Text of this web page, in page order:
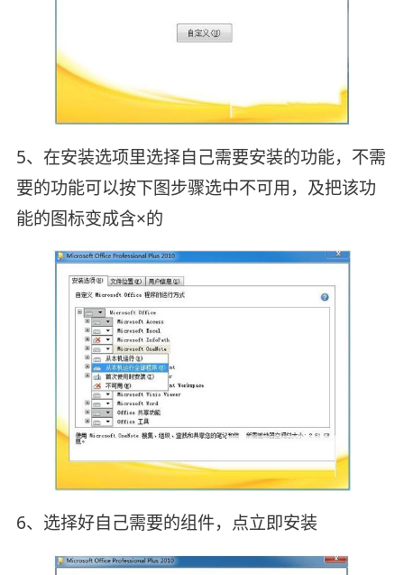
5、在安装选项里选择自己需要安装的功能，不需
要的功能可以按下图步骤选中不可用，及把该功
能的图标变成含×的
6、选择好自己需要的组件，点立即安装